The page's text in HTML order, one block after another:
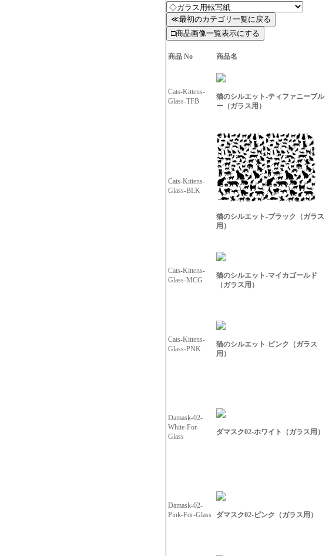
商品 No 商品名
Cats-Kittens-
Glass-TFB
猫のシルエット-ティファニーブル
ー（ガラス用）
Cats-Kittens-
Glass-BLK
猫のシルエット-ブラック（ガラス
用）
Cats-Kittens-
Glass-MCG
猫のシルエット-マイカゴールド
（ガラス用）
Cats-Kittens-
Glass-PNK
猫のシルエット-ピンク（ガラス
用）
Damask-02-
White-For-
Glass
ダマスク02-ホワイト（ガラス用）
Damask-02-
Pink-For-Glass
ダマスク02-ピンク（ガラス用）